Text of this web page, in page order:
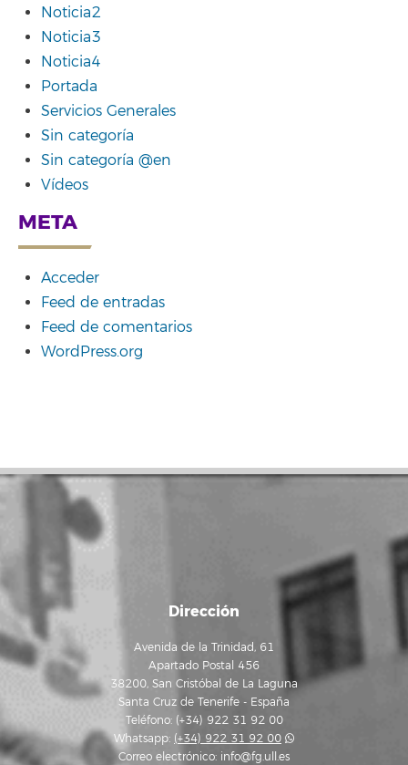
Noticia2
Noticia3
Noticia4
Portada
Servicios Generales
Sin categoría
Sin categoría @en
Vídeos
META
Acceder
Feed de entradas
Feed de comentarios
WordPress.org
Dirección
Avenida de la Trinidad, 61
Apartado Postal 456
38200, San Cristóbal de La Laguna
Santa Cruz de Tenerife - España
Teléfono: (+34) 922 31 92 00
Whatsapp: (+34) 922 31 92 00
Correo electrónico: info@fg.ull.es